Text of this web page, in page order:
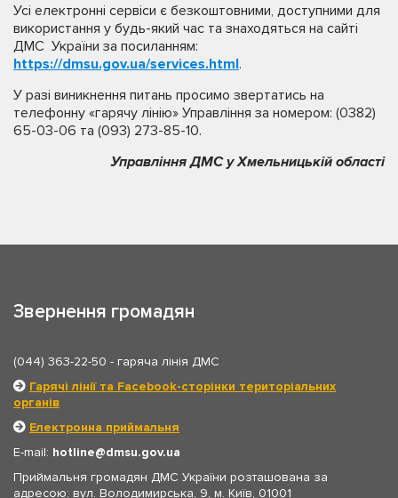
Усі електронні сервіси є безкоштовними, доступними для
використання у будь-який час та знаходяться на сайті
ДМС України за посиланням:
https://dmsu.gov.ua/services.html.
У разі виникнення питань просимо звертатись на
телефонну «гарячу лінію» Управління за номером: (0382)
65-03-06 та (093) 273-85-10.
Управління ДМС у Хмельницькій області
Звернення громадян
(044) 363-22-50 - гаряча лінія ДМС
Гарячі лінії та Facebook-сторінки територіальних
органів
Електронна приймальня
E-mail: hotline
dmsu.gov.ua
Приймальня громадян ДМС України розташована за
адресою: вул. Володимирська, 9, м. Київ, 01001